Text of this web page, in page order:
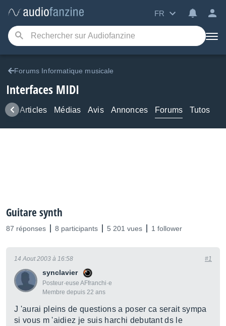
FR
Forums Informatique musicale
Interfaces MIDI
Articles Médias Avis Annonces Forums Tutos
Guitare synth
87 réponses 8 participants 5 201 vues 1 follower
synclavier
Posteur·euse AFfranchi·e
Membre depuis 22 ans
14 Aout 2003 à 16:58 #1
J 'aurai pleins de questions a poser ca serait sympa
si vous m 'aidiez je suis harchi debutant ds le